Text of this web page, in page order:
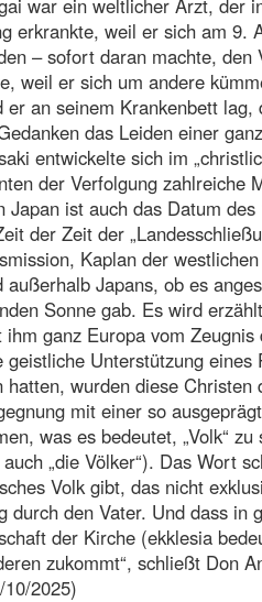
war ein weltlicher Arzt, der
erkrankte, weil er sich am 9.
– sofort daran machte,
weil er sich um andere
er an seinem Krankenbett
das Leiden einer
entwickelte sich im
der Verfolgung zahlreiche
Japan ist auch das Datum
der Zeit der
Kaplan der
außerhalb Japans, ob es
Sonne gab. Es wird
ihm ganz Europa vom
geistliche Unterstützung
hatten, wurden diese
mit einer so
was es bedeutet, „Volk“
„die Völker“). Das Wort
Volk gibt, das nicht
durch den Vater. Und dass in
der Kirche (ekklesia
zukommt“, schließt Don
2025)